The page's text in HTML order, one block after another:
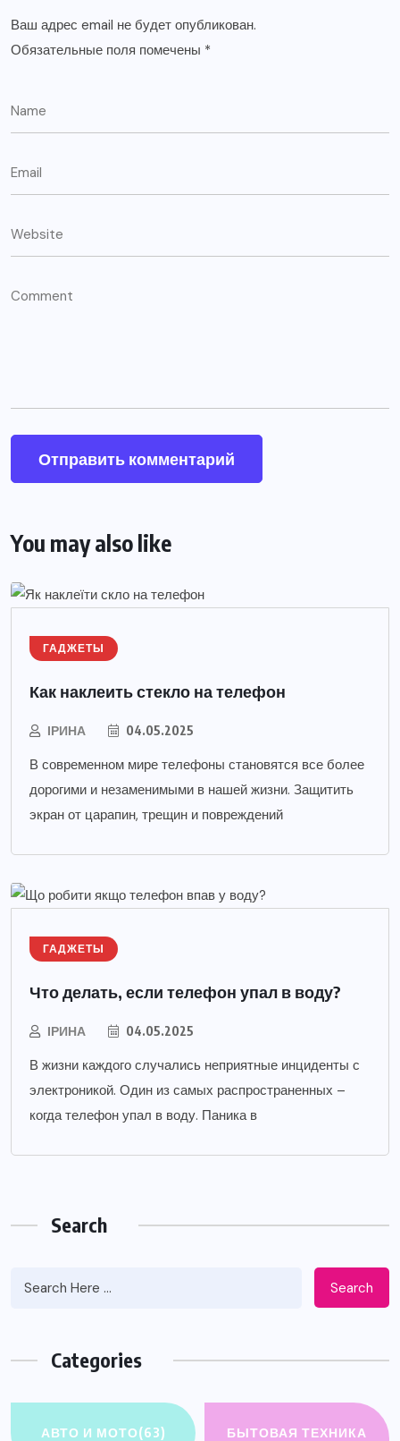
Ваш адрес email не будет опубликован.
Обязательные поля помечены *
You may also like
ГАДЖЕТЫ
Как наклеить стекло на телефон
ІРИНА 04.05.2025
В современном мире телефоны становятся все более
дорогими и незаменимыми в нашей жизни. Защитить
экран от царапин, трещин и повреждений
ГАДЖЕТЫ
Что делать, если телефон упал в воду?
ІРИНА 04.05.2025
В жизни каждого случались неприятные инциденты с
электроникой. Один из самых распространенных –
когда телефон упал в воду. Паника в
Search
Search
Categories
АВТО И МОТО(63) БЫТОВАЯ ТЕХНИКА